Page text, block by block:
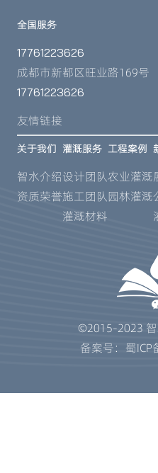
全国服务
17761223626
成都市新都区旺业路169号
17761223626
友情链接
关于我们
智水介绍
资质荣誉
灌溉服务
设计团队
施工团队
灌溉材料
工程案例
农业灌溉
园林灌溉
©2015-2023
备案号：蜀ICP